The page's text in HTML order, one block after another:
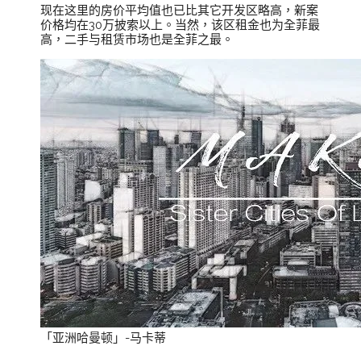
现在这里的房价平均值也已比其它开发区略高，新案
价格均在30万披索以上。当然，该区租金也为全菲最
高，二手与租赁市场也是全菲之最。
「亚洲哈曼顿」-马卡蒂